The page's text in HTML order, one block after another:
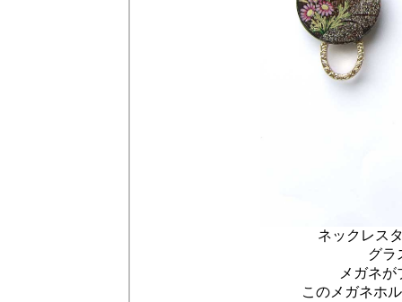
ネックレス
グラ
メガネ
このメガネホ